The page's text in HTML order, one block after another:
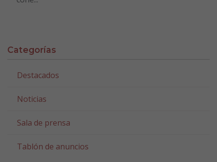
Categorías
Destacados
Noticias
Sala de prensa
Tablón de anuncios